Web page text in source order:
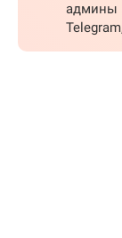
админы